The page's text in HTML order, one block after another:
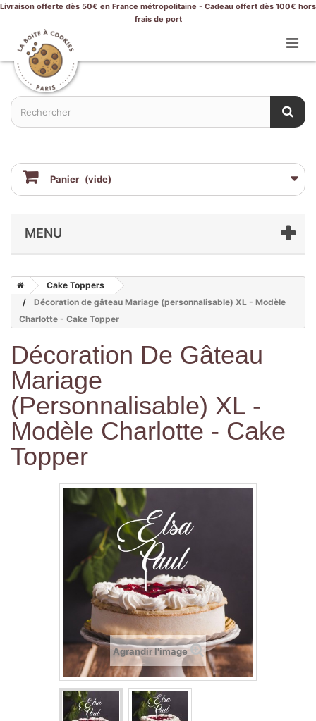
Livraison offerte dès 50€ en France métropolitaine - Cadeau offert dès 100€ hors
frais de port
Panier (vide)
MENU
Cake Toppers
Décoration de gâteau Mariage (personnalisable) XL - Modèle
Charlotte - Cake Topper
Décoration De Gâteau
Mariage
(personnalisable) XL -
Modèle Charlotte - Cake
Topper
Agrandir l'image